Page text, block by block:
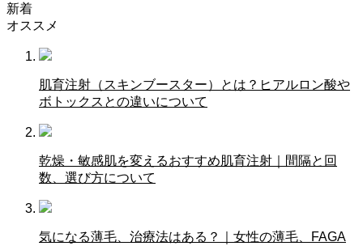
新着
オススメ
肌育注射（スキンブースター）とは？ヒアルロン酸や
ボトックスとの違いについて
乾燥・敏感肌を変えるおすすめ肌育注射｜間隔と回
数、選び方について
気になる薄毛、治療法はある？｜女性の薄毛、FAGA